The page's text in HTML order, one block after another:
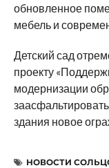
обновленное
мебель и
Детский сад
проекту
модернизации
здания новое
НОВОСТИ